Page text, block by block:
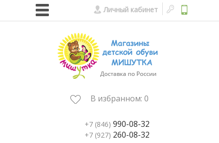
Личный кабинет
В избранном: 0
+7 (846) 990-08-32
+7 (927) 260-08-32